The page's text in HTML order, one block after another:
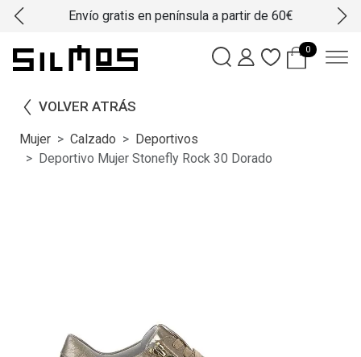
Envío gratis en península a partir de 60€
0
VOLVER ATRÁS
Mujer Calzado
Deportivos
Deportivo Mujer Stonefly Rock 30 Dorado